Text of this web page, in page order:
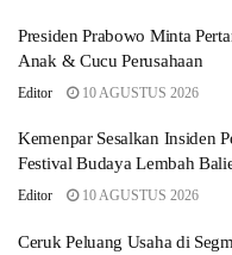
Presiden Prabowo Minta
Anak & Cucu Perusahaan
Editor 10 AGUSTUS 2026
Kemenpar Sesalkan Insiden
Festival Budaya Lembah
Editor 10 AGUSTUS 2026
Ceruk Peluang Usaha di